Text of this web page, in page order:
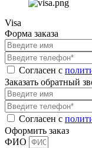
Visa
Форма заказа
Согласен с
Заказать обратный
Согласен с
Оформить заказ
ФИО